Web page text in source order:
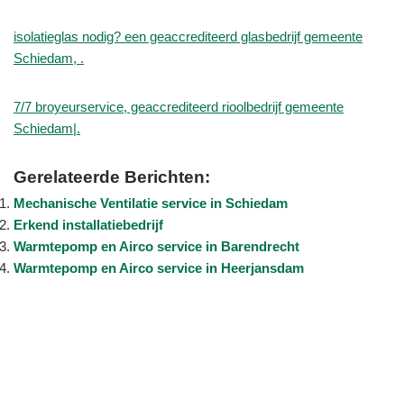
isolatieglas nodig? een geaccrediteerd glasbedrijf gemeente
Schiedam, .
7/7 broyeurservice, geaccrediteerd rioolbedrijf gemeente
Schiedam|.
Gerelateerde Berichten:
Mechanische Ventilatie service in Schiedam
Erkend installatiebedrijf
Warmtepomp en Airco service in Barendrecht
Warmtepomp en Airco service in Heerjansdam